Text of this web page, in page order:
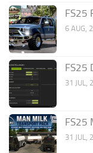
FS25
6 AUG,
FS25
31 JUL,
FS25
31 JUL,